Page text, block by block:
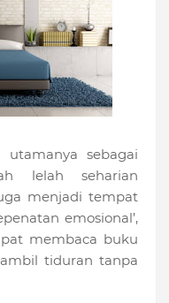
sebagai
lelah seharian
menjadi tempat
emosional’,
membaca buku
tiduran tanpa